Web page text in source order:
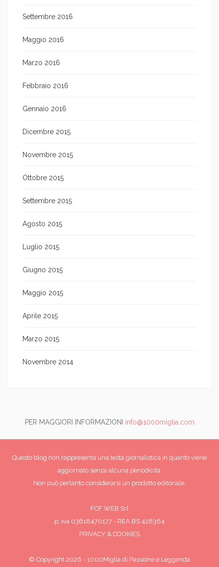
Settembre 2016
Maggio 2016
Marzo 2016
Febbraio 2016
Gennaio 2016
Dicembre 2015
Novembre 2015
Ottobre 2015
Settembre 2015
Agosto 2015
Luglio 2015
Giugno 2015
Maggio 2015
Aprile 2015
Marzo 2015
Novembre 2014
PER MAGGIORI INFORMAZIONI info@1000miglia.com
Questo blog non rappresenta una testa giornalistica in quanto viene
aggiornato senza alcuna periodicità.
Non può pertanto considerarsi un prodotto editoriale.
FCF WEB Srl
p. iva 03618470177 - REA BS 428364
PRIVACY & COOKIES
© Copyright 2026 - 1000Miglia di Passione e Leggenda